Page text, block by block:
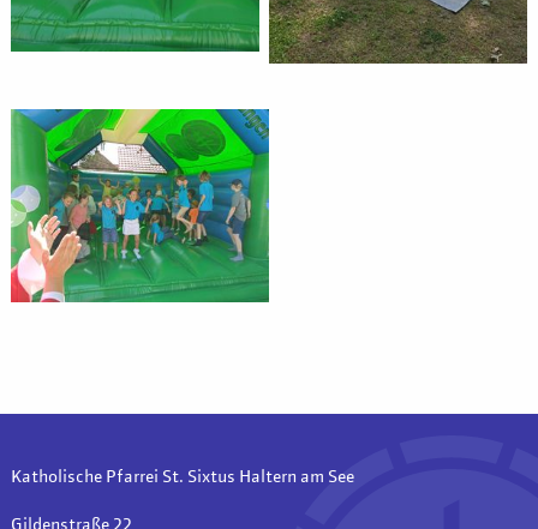
Katholische Pfarrei St. Sixtus Haltern am See
Gildenstraße 22